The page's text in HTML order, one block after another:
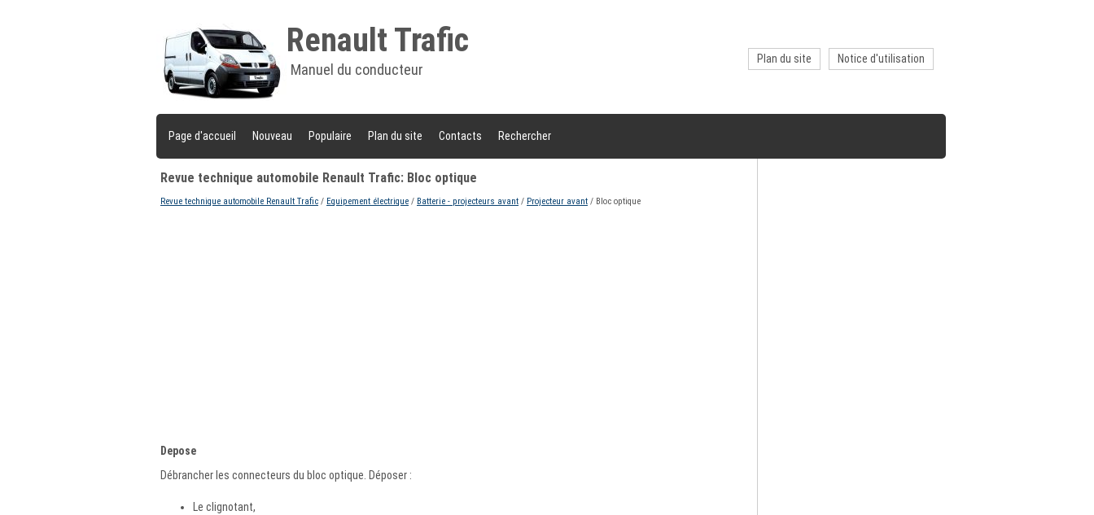
Renault Trafic
Manuel du conducteur
Notice d'utilisation
Plan du site
Page d'accueil Nouveau Populaire Plan du site Contacts Rechercher
Revue technique automobile Renault Trafic: Bloc optique
Revue technique automobile Renault Trafic / Equipement électrique / Batterie - projecteurs avant / Projecteur avant / Bloc optique
Depose
Débrancher les connecteurs du bloc optique. Déposer :
Le clignotant,